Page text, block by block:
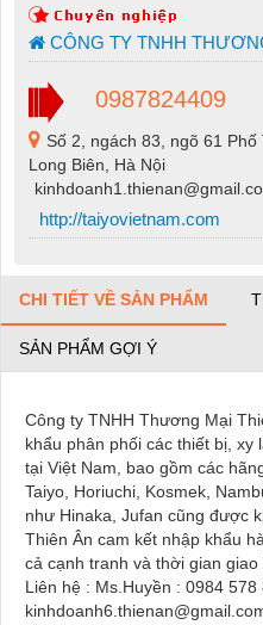
CÔNG TY TNHH
0987824409
Số 2, ngách 83, ngõ 61 Phố
Long Biên, Hà Nội
http://taiyovietnam.com
CHI TIẾT VỀ SẢN PHẨM
SẢN PHẨM GỢI Ý
Công ty TNHH Thương Mại
khẩu phân phối các thiết bị, xy
tại Việt Nam, bao gồm các
Taiyo, Horiuchi, Kosmek,
như Hinaka, Jufan cũng được
Thiên Ân cam kết nhập khẩu
cả cạnh tranh và thời gian giao
Liên hệ : Ms.Huyền : 0984 578